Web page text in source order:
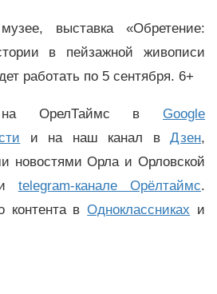
выставка «Обретение:
в пейзажной живописи
работать по 5 сентября. 6+
на ОрелТаймс в Google
и на наш канал вДзен,
новостями Орла и Орловской
telegram-канале Орёлтаймс.
контента вОдноклассниках и